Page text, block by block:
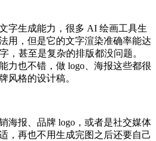
字生成能力，很多 AI 绘画工具生
用，但是它的文字渲染准确率能达
，甚至是复杂的排版都没问题。
力也不错，做 logo、海报这些都很
风格的设计稿。
海报、品牌 logo，或者是社交媒体
，再也不用生成完图之后还要自己